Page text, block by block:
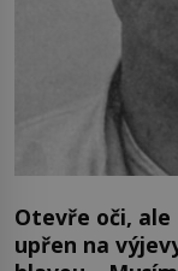
Otevře oči,
upřen na